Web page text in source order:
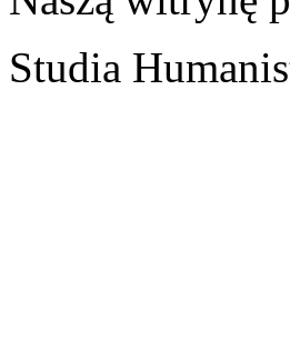
Studia